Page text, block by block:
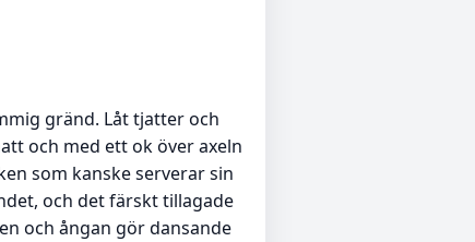
gränd. Låt tjatter och
och med ett ok över axeln
som kanske serverar sin
och det färskt tillagade
och ångan gör dansande